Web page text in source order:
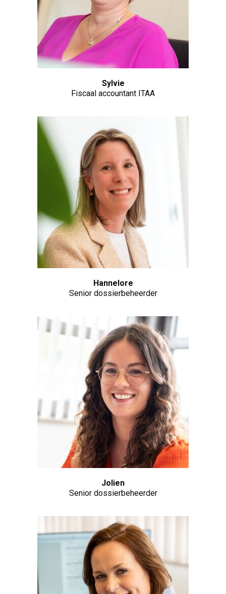
Sylvie
Fiscaal accountant ITAA
Hannelore
Senior dossierbeheerder
Jolien
Senior dossierbeheerder